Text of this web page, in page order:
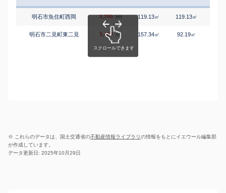
明石市魚住町西岡 3,700 万円 119.13㎡ 119.13㎡
明石市二見町東二見 3,480 万円 157.34㎡ 92.19㎡
※ これらのデータは、国土交通省の不動産情報ライブラリの情報をもとにイエウール編集部
が作成しています。
データ更新日: 2025年10月29日